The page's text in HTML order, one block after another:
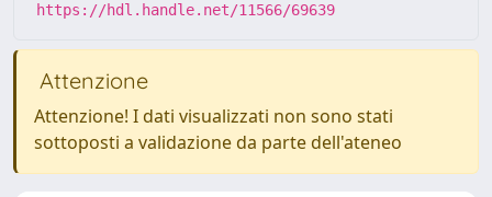
https://hdl.handle.net/11566/69639
Attenzione
Attenzione! I dati visualizzati non sono stati
sottoposti a validazione da parte dell'ateneo